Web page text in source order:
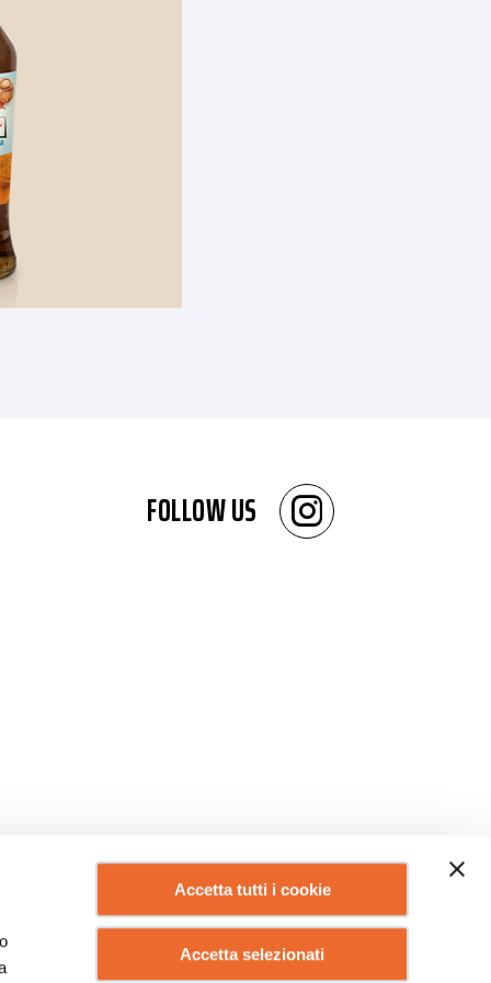
Accetta tutti i cookie
Accetta selezionati
FOLLOW US